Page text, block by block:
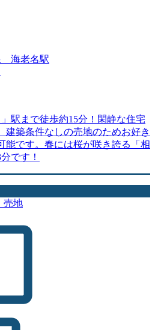
海老名駅
駅まで徒歩約15分！閑静な住宅
建築条件なしの売地のためお好き
能です。春には桜が咲き誇る「相
です！
売地